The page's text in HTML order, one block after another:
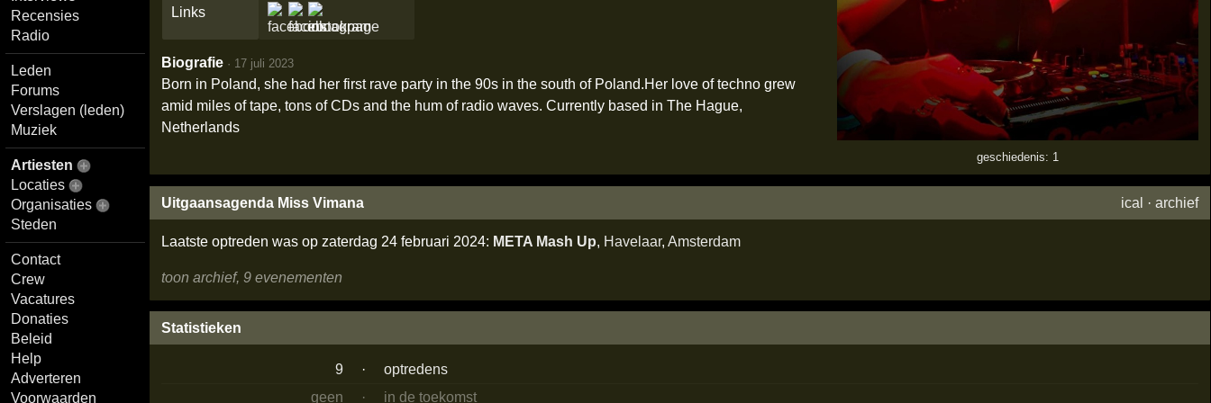
Recensies
Radio
Leden
Forums
Verslagen (leden)
Muziek
Artiesten
Locaties
Organisaties
Steden
Contact
Crew
Vacatures
Donaties
Beleid
Help
Adverteren
Voorwaarden
geschiedenis: 1
Links
Biografie · 17 juli 2023
Born in Poland, she had her first rave party in the 90s in the south of Poland.Her love of techno grew
amid miles of tape, tons of CDs and the hum of radio waves. Currently based in The Hague,
Netherlands
Uitgaansagenda Miss Vimana ical ·archief
Laatste optreden was op zaterdag 24 februari 2024: META Mash Up, Havelaar, Amsterdam
toon archief, 9 evenementen
Statistieken
9 ·
optredens
geen
· in de toekomst